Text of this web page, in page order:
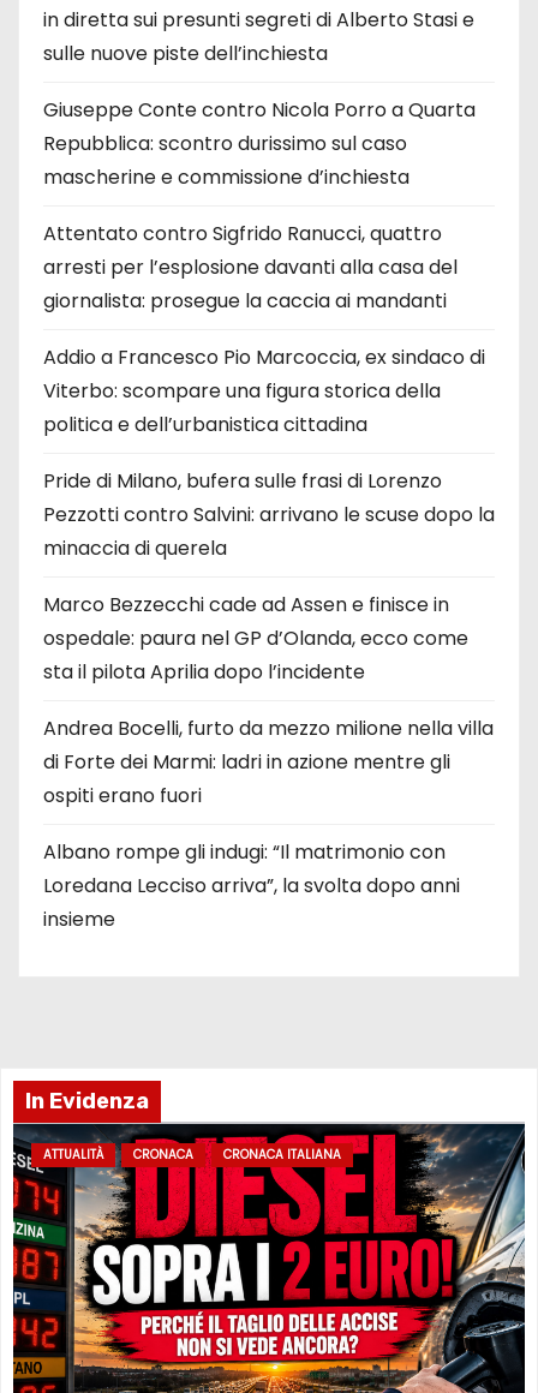
in diretta sui presunti segreti di Alberto Stasi e
sulle nuove piste dell’inchiesta
Giuseppe Conte contro Nicola Porro a Quarta
Repubblica: scontro durissimo sul caso
mascherine e commissione d’inchiesta
Attentato contro Sigfrido Ranucci, quattro
arresti per l’esplosione davanti alla casa del
giornalista: prosegue la caccia ai mandanti
Addio a Francesco Pio Marcoccia, ex sindaco di
Viterbo: scompare una figura storica della
politica e dell’urbanistica cittadina
Pride di Milano, bufera sulle frasi di Lorenzo
Pezzotti contro Salvini: arrivano le scuse dopo la
minaccia di querela
Marco Bezzecchi cade ad Assen e finisce in
ospedale: paura nel GP d’Olanda, ecco come
sta il pilota Aprilia dopo l’incidente
Andrea Bocelli, furto da mezzo milione nella villa
di Forte dei Marmi: ladri in azione mentre gli
ospiti erano fuori
Albano rompe gli indugi: “Il matrimonio con
Loredana Lecciso arriva”, la svolta dopo anni
insieme
In Evidenza
ATTUALITÀ CRONACA CRONACA ITALIANA